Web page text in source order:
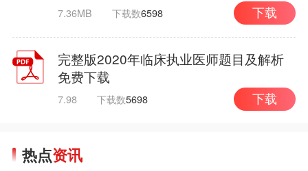
7.36MB 下载数6598 下载
完整版2020年临床执业医师题目及解析
免费下载
7.98 下载数5698 下载
热点资讯